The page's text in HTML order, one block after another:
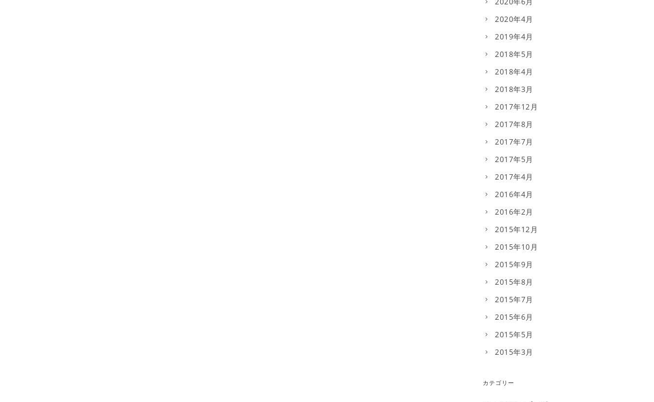
2020年4月
2019年4月
2018年5月
2018年4月
2018年3月
2017年12月
2017年8月
2017年7月
2017年5月
2017年4月
2016年4月
2016年2月
2015年12月
2015年10月
2015年9月
2015年8月
2015年7月
2015年6月
2015年5月
2015年3月
カテゴリー